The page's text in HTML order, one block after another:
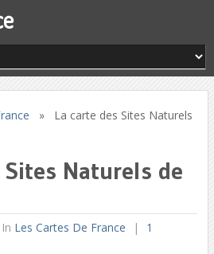
» La carte des Sites Naturels
Sites Naturels de
Les Cartes De France
1